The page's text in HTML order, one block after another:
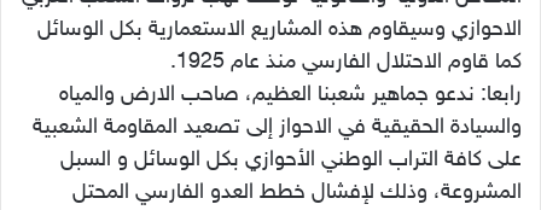
الاحوازي وسيقاوم هذه المشاريع الاستعمارية بكل الوسائل
كما قاوم الاحتلال الفارسي منذ عام 1925.
رابعا: ندعو جماهير شعبنا العظيم، صاحب الارض والمياه
والسيادة الحقيقية في الاحواز إلى تصعيد المقاومة الشعبية
على كافة التراب الوطني الأحوازي بكل الوسائل و السبل
المشروعة، وذلك لإفشال خطط العدو الفارسي المحتل